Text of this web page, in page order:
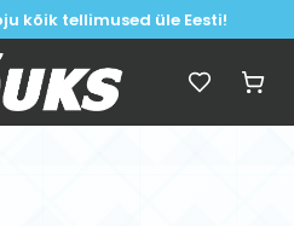
kõik tellimused üle Eesti!